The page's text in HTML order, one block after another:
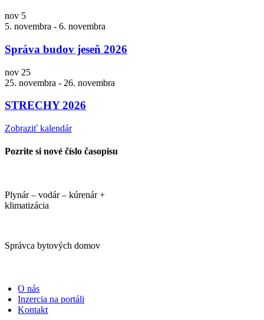
nov 5
5. novembra - 6. novembra
Správa budov jeseň 2026
nov 25
25. novembra - 26. novembra
STRECHY 2026
Zobraziť kalendár
Pozrite si nové číslo časopisu
Plynár – vodár – kúrenár +
klimatizácia
Správca bytových domov
O nás
Inzercia na portáli
Kontakt